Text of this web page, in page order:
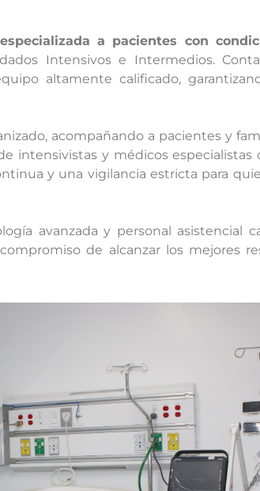
a pacientes con
Intensivos e Intermedios.
altamente calificado,
acompañando a pacientes y
intensivistas y médicos especialistas
y una vigilancia estricta para
avanzada y personal asistencial
de alcanzar los mejores